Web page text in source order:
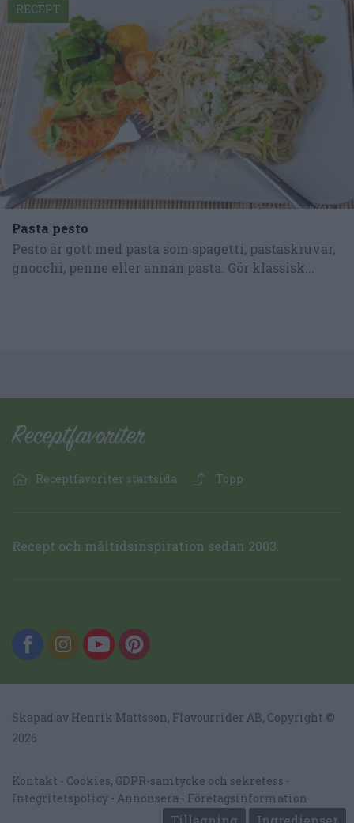
Pasta pesto
Pesto är gott med pasta som spagetti, pastaskruvar,
gnocchi, penne eller annan pasta. Gör klassisk...
RECEPT
Receptfavoriter startsida Topp
Recept och måltidsinspiration sedan 2003.
Skapad av Henrik Mattsson, Flavourrider AB, Copyright ©
2026
Kontakt
Cookies, GDPR-samtycke och sekretess
Integritetspolicy
Annonsera Företagsinformation